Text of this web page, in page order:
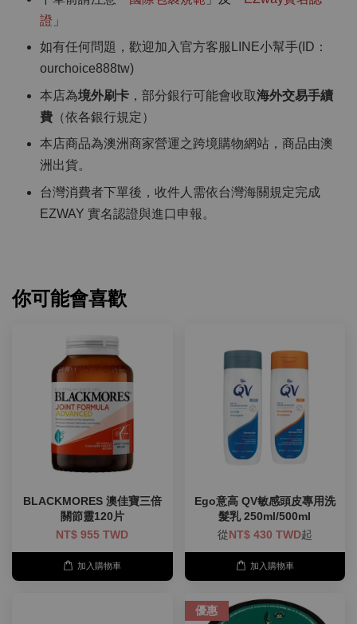
證 」
如有任何問題，歡迎加入官方客服LINE小幫手(ID：
ourchoice888tw)
本店為境外刷卡 ，部分銀行可能會收取海外交易手續
費 （依各銀行規定）
本店商品為澳洲商家營運之跨境購物網站，商品由澳
洲出貨。
台灣消費者下單後，收件人需依台灣海關規定完成
EZWAY 實名認證與進口申報。
你可能會喜歡
BLACKMORES 澳佳寶三倍
關節靈120片
NT$ 955 TWD
加入購物車
Ego意高 QV敏感頭皮專用洗
髮乳 250ml/500ml
從NT$ 430 TWD起
加入購物車
優惠